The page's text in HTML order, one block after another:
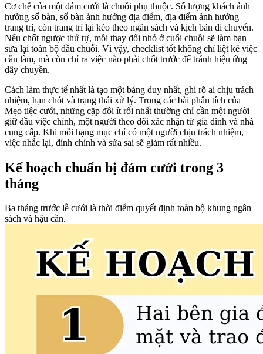
Cơ chế của một đám cưới là chuỗi phụ thuộc. Số lượng khách ảnh
hưởng số bàn, số bàn ảnh hưởng địa điểm, địa điểm ảnh hưởng
trang trí, còn trang trí lại kéo theo ngân sách và kịch bản di chuyển.
Nếu chốt ngược thứ tự, mỗi thay đổi nhỏ ở cuối chuỗi sẽ làm bạn
sửa lại toàn bộ đầu chuỗi. Vì vậy, checklist tốt không chỉ liệt kê việc
cần làm, mà còn chỉ ra việc nào phải chốt trước để tránh hiệu ứng
dây chuyền.
Cách làm thực tế nhất là tạo một bảng duy nhất, ghi rõ ai chịu trách
nhiệm, hạn chót và trạng thái xử lý. Trong các bài phân tích của
Mẹo tiệc cưới, những cặp đôi ít rối nhất thường chỉ cần một người
giữ đầu việc chính, một người theo dõi xác nhận từ gia đình và nhà
cung cấp. Khi mỗi hạng mục chỉ có một người chịu trách nhiệm,
việc nhắc lại, đính chính và sửa sai sẽ giảm rất nhiều.
Kế hoạch chuẩn bị đám cưới trong 3
tháng
Ba tháng trước lễ cưới là thời điểm quyết định toàn bộ khung ngân
sách và hậu cần.